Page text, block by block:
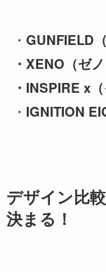
・ GUNFIELD
・XENO（ゼノ
・INSPIRE x
・ IGNITION
デザイン比
決まる！